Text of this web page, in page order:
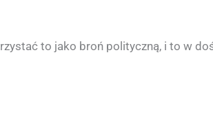
to jako broń polityczną, i to w